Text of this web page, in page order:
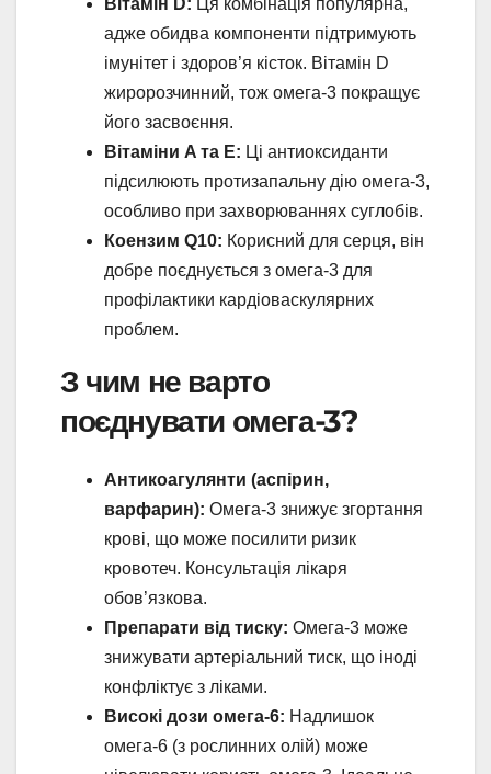
Вітамін D: Ця комбінація популярна,
адже обидва компоненти підтримують
імунітет і здоров’я кісток. Вітамін D
жиророзчинний, тож омега-3 покращує
його засвоєння.
Вітаміни A та E: Ці антиоксиданти
підсилюють протизапальну дію омега-3,
особливо при захворюваннях суглобів.
Коензим Q10: Корисний для серця, він
добре поєднується з омега-3 для
профілактики кардіоваскулярних
проблем.
З чим не варто
поєднувати омега-3?
Антикоагулянти (аспірин,
варфарин): Омега-3 знижує згортання
крові, що може посилити ризик
кровотеч. Консультація лікаря
обов’язкова.
Препарати від тиску: Омега-3 може
знижувати артеріальний тиск, що іноді
конфліктує з ліками.
Високі дози омега-6: Надлишок
омега-6 (з рослинних олій) може